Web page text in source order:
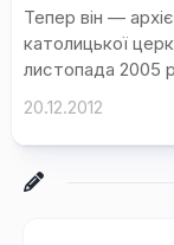
Тепер він —
католицької
листопада 2005
20.12.2012